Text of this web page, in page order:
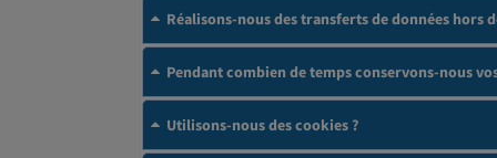
Réalisons-nous des transferts de données hors
Pendant combien de temps conservons-nous
Utilisons-nous des cookies ?